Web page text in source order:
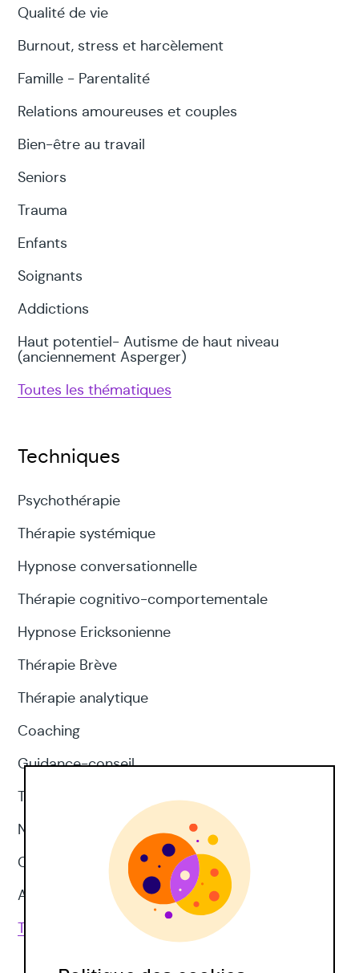
Qualité de vie
Burnout, stress et harcèlement
Famille - Parentalité
Relations amoureuses et couples
Bien-être au travail
Seniors
Trauma
Enfants
Soignants
Addictions
Haut potentiel- Autisme de haut niveau
(anciennement Asperger)
Toutes les thématiques
Techniques
Psychothérapie
Thérapie systémique
Hypnose conversationnelle
Thérapie cognitivo-comportementale
Hypnose Ericksonienne
Thérapie Brève
Thérapie analytique
Coaching
Guidance-conseil
Thérapie d'acceptation et d'engagement
Neuropsychologie
CNV
Approches corporelles
Toutes les techniques